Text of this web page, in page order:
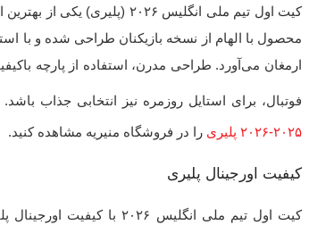
کیت اول تیم ملی انگلیس
محصول با الهام از نسخه بازیکنان طراحی شده و با
ارمغان می‌آورد. طراحی مدرن، استفاده از پارچه
فوتبال، برای استایل روزمره نیز انتخابی جذاب
۲۰۲۵-۲۰۲۶ پلیری را در فروشگاه منیریه مشاهده کنید.
کیفیت اورجینال پلیری
کیت اول تیم ملی انگلیس